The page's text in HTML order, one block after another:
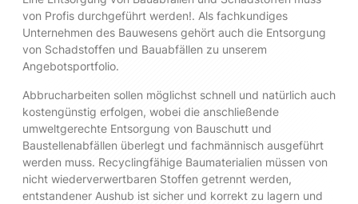
von Profis durchgeführt werden!. Als fachkundiges
Unternehmen des Bauwesens gehört auch die Entsorgung
von Schadstoffen und Bauabfällen zu unserem
Angebotsportfolio.
Abbrucharbeiten sollen möglichst schnell und natürlich auch
kostengünstig erfolgen, wobei die anschließende
umweltgerechte Entsorgung von Bauschutt und
Baustellenabfällen überlegt und fachmännisch ausgeführt
werden muss. Recyclingfähige Baumaterialien müssen von
nicht wiederverwertbaren Stoffen getrennt werden,
entstandener Aushub ist sicher und korrekt zu lagern und